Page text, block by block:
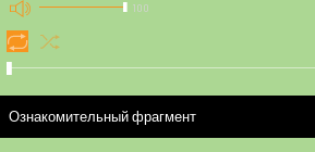
100
Ознакомительный фрагмент